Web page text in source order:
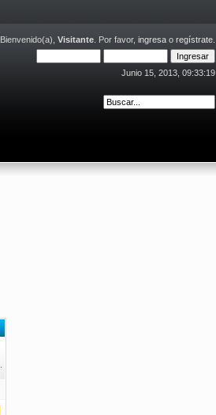
Bienvenido(a), Visitante . Por favor, ingresa o regístrate
Junio 15, 2013, 09:33:19